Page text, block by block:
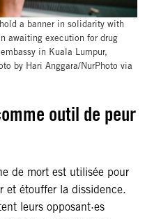
a banner in solidarity with
awaiting execution for drug
in Kuala Lumpur,
by Hari Anggara/NurPhoto via
outil de peur
de mort est utilisée pour
et étouffer la dissidence.
leurs opposant·es